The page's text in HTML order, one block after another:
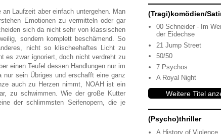
Laufzeit aber einfach untergehen. Man
Emotionen zu vermitteln oder gar
sich da nicht sehr von klassischen
sondern komplett beschämend. So
nicht so klischeehaftes Licht zu
es zwar ignoriert, doch nicht verdreht zu
einen Teufel dessen Handlungen nur im
nur sein Übriges und erschafft eine ganz
auch zu Herzen nimmt, NOAH ist ein
zu schwimmen. Wie der große Kutter
der schlimmsten Seifenopern, die je
(Tragi)komödien/
00 Schneider - Im
der Eidechse
21 Jump Street
50/50
7 Psychos
A Royal Night
Weitere Titel
(Psycho)thriller
A History of Violence